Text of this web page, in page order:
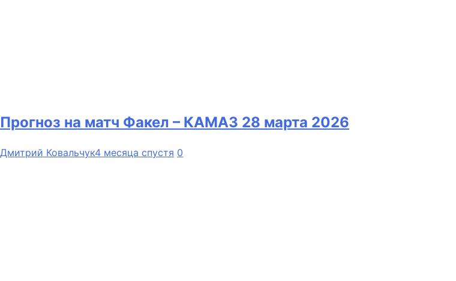
Прогноз на матч Факел – КАМАЗ 28 марта 2026
Дмитрий Ковальчук4 месяца спустя 0